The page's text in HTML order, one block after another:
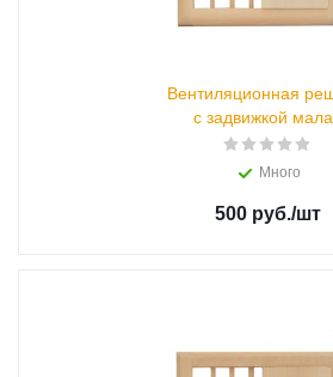
Вентиляционная
с задвижкой
Много
500 руб./шт